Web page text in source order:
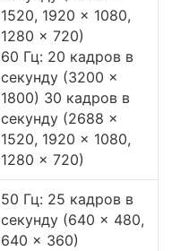
1520, 1920 × 1080,
1280 × 720)
60 Гц: 20 кадров в
секунду (3200 ×
1800) 30 кадров в
секунду (2688 ×
1520, 1920 × 1080,
1280 × 720)
50 Гц: 25 кадров в
секунду (640 × 480,
640 × 360)